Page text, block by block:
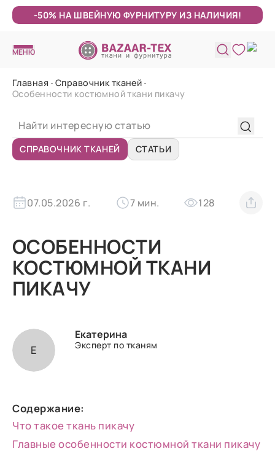
-50% НА ШВЕЙНУЮ ФУРНИТУРУ ИЗ НАЛИЧИЯ!
МЕНЮ
Главная
Справочник тканей
Особенности костюмной ткани пикачу
СПРАВОЧНИК ТКАНЕЙ СТАТЬИ
07.05.2026 г. 7 мин. 128
ОСОБЕННОСТИ
КОСТЮМНОЙ ТКАНИ
ПИКАЧУ
Е
Екатерина
Эксперт по тканям
Содержание:
Что такое ткань пикачу
Главные особенности костюмной ткани пикачу